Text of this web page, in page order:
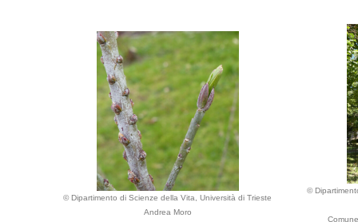
© Dipartimento di Scienze della Vita, Università di Trieste
Andrea Moro
©